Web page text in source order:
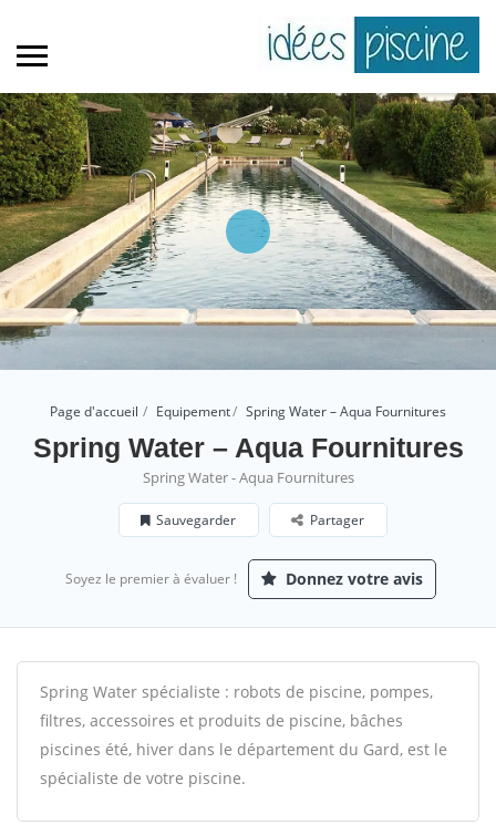
Page d'accueil Equipement Spring Water – Aqua Fournitures
Spring Water – Aqua Fournitures
Spring Water - Aqua Fournitures
Sauvegarder Partager
Soyez le premier à évaluer ! Donnez votre avis
Spring Water spécialiste : robots de piscine, pompes,
filtres, accessoires et produits de piscine, bâches
piscines été, hiver dans le département du Gard, est le
spécialiste de votre piscine.